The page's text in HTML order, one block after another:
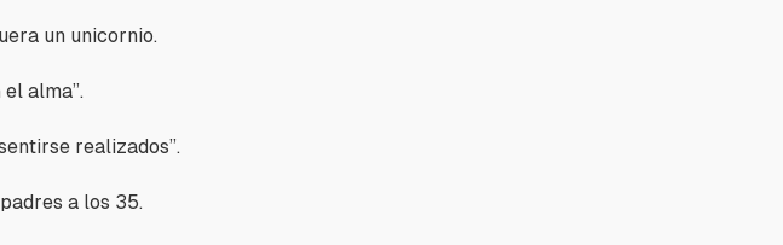
un unicornio.
alma”.
realizados”.
a los 35.